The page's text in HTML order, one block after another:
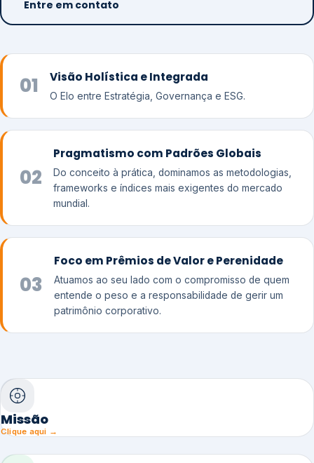
Entre em contato
01 Visão Holística e Integrada
O Elo entre Estratégia, Governança e ESG.
02
Pragmatismo com Padrões Globais
Do conceito à prática, dominamos as metodologias,
frameworks e índices mais exigentes do mercado
mundial.
03
Foco em Prêmios de Valor e Perenidade
Atuamos ao seu lado com o compromisso de quem
entende o peso e a responsabilidade de gerir um
patrimônio corporativo.
Missão
Clique aqui →